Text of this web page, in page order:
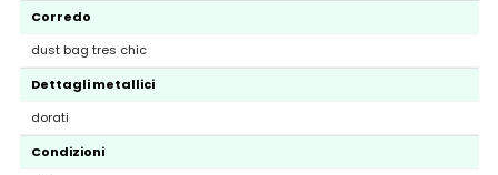
Corredo
dust bag tres chic
Dettagli metallici
dorati
Condizioni